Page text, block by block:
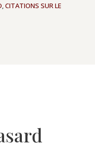
,CITATIONS SUR LE